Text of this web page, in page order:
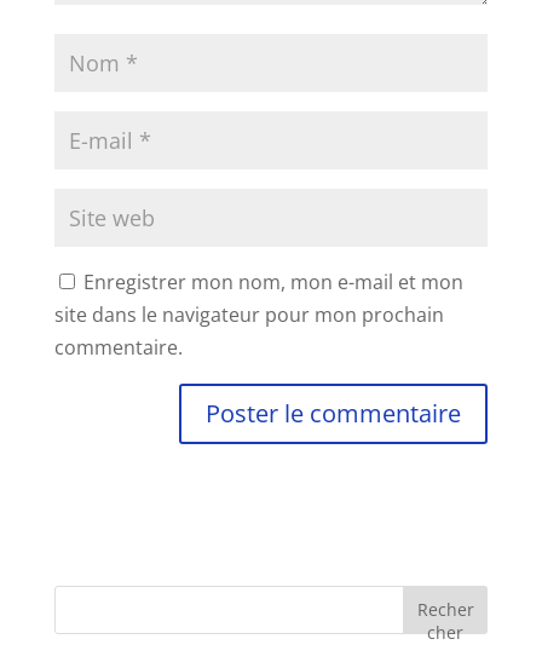
Enregistrer mon nom, mon e-mail et mon
site dans le navigateur pour mon prochain
commentaire.
Recher
cher